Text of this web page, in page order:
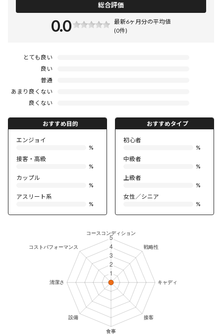
総合評価
0.0
最新6ヶ月分の平均値
(0件)
とても良い
良い
普通
あまり良くない
良くない
おすすめ目的
エンジョイ
%
接客・高級
%
カップル
%
アスリート系
%
おすすめタイプ
初心者
%
中級者
%
上級者
%
女性／シニア
%